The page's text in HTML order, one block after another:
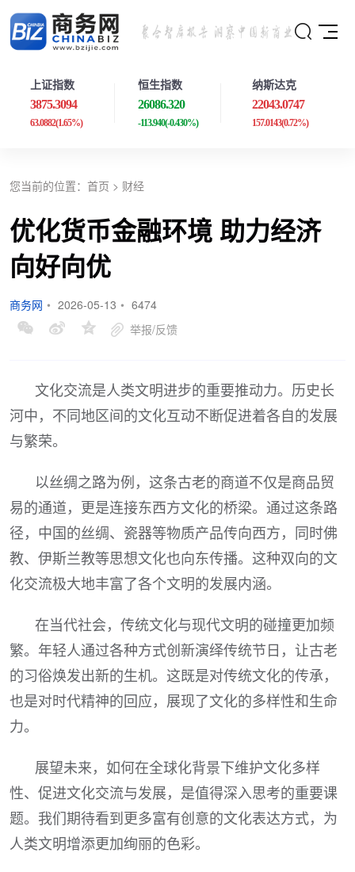
上证指数
3875.3094
63.0882(1.65%)
恒生指数
26086.320
-113.940(-0.430%)
纳斯达克
22043.0747
157.0143(0.72%)
您当前的位置： 首页 > 财经
优化货币金融环境 助力经济
向好向优
商务网 • 2026-05-13 • 6474
举报/反馈
文化交流是人类文明进步的重要推动力。历史长
河中，不同地区间的文化互动不断促进着各自的发展
与繁荣。
以丝绸之路为例，这条古老的商道不仅是商品贸
易的通道，更是连接东西方文化的桥梁。通过这条路
径，中国的丝绸、瓷器等物质产品传向西方，同时佛
教、伊斯兰教等思想文化也向东传播。这种双向的文
化交流极大地丰富了各个文明的发展内涵。
在当代社会，传统文化与现代文明的碰撞更加频
繁。年轻人通过各种方式创新演绎传统节日，让古老
的习俗焕发出新的生机。这既是对传统文化的传承，
也是对时代精神的回应，展现了文化的多样性和生命
力。
展望未来，如何在全球化背景下维护文化多样
性、促进文化交流与发展，是值得深入思考的重要课
题。我们期待看到更多富有创意的文化表达方式，为
人类文明增添更加绚丽的色彩。